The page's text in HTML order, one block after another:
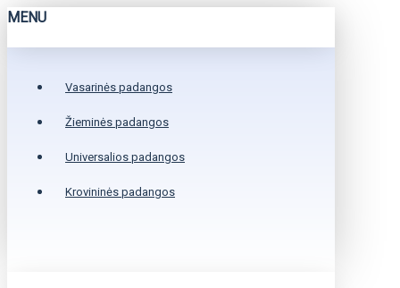
MENU
Vasarinės padangos
Žieminės padangos
Universalios padangos
Krovininės padangos